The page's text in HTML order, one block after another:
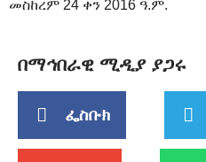
መስከረም 24 ቀን 2016 ዓ.ም.
በማኅበራዊ ሚዲያ ያጋሩ
ፌስቡክ